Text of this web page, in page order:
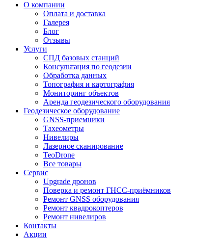
О компании
Оплата и доставка
Галерея
Блог
Отзывы
Услуги
СПД базовых станций
Консультация по геодезии
Обработка данных
Топография и картография
Мониторинг объектов
Аренда геодезического оборудования
Геодезическое оборудование
GNSS-приемники
Тахеометры
Нивелиры
Лазерное сканирование
TeoDrone
Все товары
Сервис
Upgrade дронов
Поверка и ремонт ГНСС-приёмников
Ремонт GNSS оборудования
Ремонт квадрокоптеров
Ремонт нивелиров
Контакты
Акции